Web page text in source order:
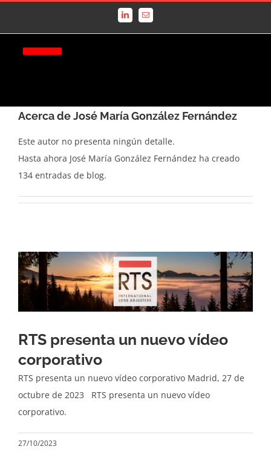
LinkedInCorreo
electrónico
Acerca deJosé María González Fernández
Este autor no presenta ningún detalle.
Hasta ahora José María González Fernández ha creado
134 entradas de blog.
RTS presenta un nuevo vídeo
corporativo
RTS presenta un nuevo vídeo corporativo Madrid, 27 de
octubre de 2023 RTS presenta un nuevo vídeo
corporativo.
27/10/2023